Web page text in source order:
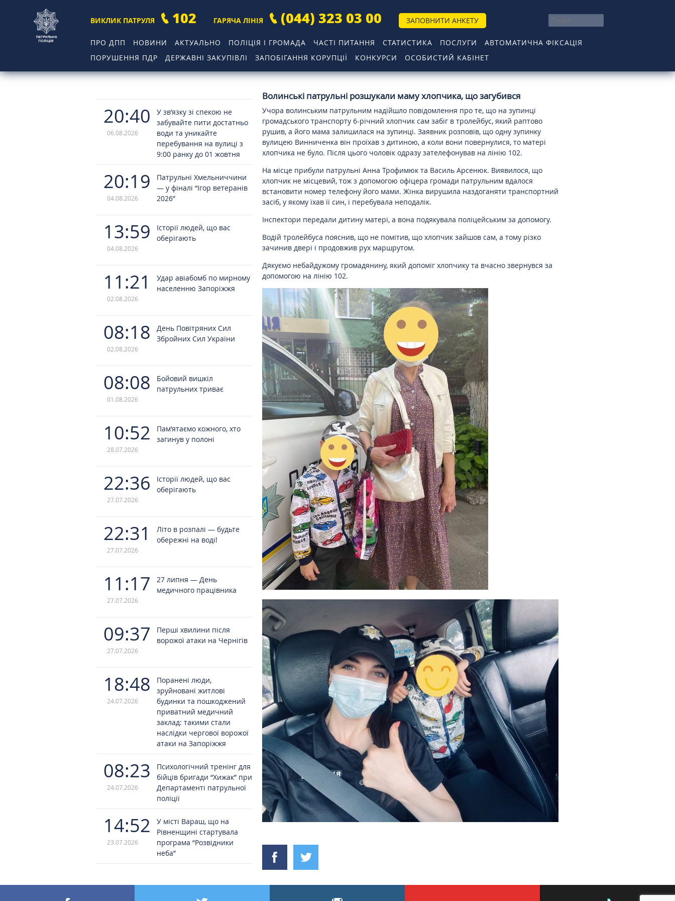
ВИКЛИК ПАТРУЛЯ 102 ГАРЯЧА ЛІНІЯ (044) 323 03 00 ЗАПОВНИТИ АНКЕТУ
ПРО ДПП НОВИНИ АКТУАЛЬНО ПОЛІЦІЯ І ГРОМАДА ЧАСТІ ПИТАННЯ СТАТИСТИКА ПОСЛУГИ
АВТОМАТИЧНА ФІКСАЦІЯ
ПОРУШЕННЯ ПДР
ДЕРЖАВНІ ЗАКУПІВЛІ ЗАПОБІГАННЯ КОРУПЦІЇ КОНКУРСИ ОСОБИСТИЙ КАБІНЕТ
20:40
06.08.2026
У зв’язку зі спекою не
забувайте пити достатньо
води та уникайте
перебування на вулиці з
9:00 ранку до 01 жовтня
20:19
04.08.2026
Патрульні Хмельниччини
— у фіналі “Ігор ветеранів
2026”
13:59
04.08.2026
Історії людей, що вас
оберігають
11:21
02.08.2026
Удар авіабомб по мирному
населенню Запоріжжя
08:18
02.08.2026
День Повітряних Сил
Збройних Сил України
08:08
01.08.2026
Бойовий вишкіл
патрульних триває
10:52
28.07.2026
Пам’ятаємо кожного, хто
загинув у полоні
22:36
27.07.2026
Історії людей, що вас
оберігають
22:31
27.07.2026
Літо в розпалі — будьте
обережні на воді!
11:17
27.07.2026
27 липня — День
медичного працівника
09:37
27.07.2026
Перші хвилини після
ворожої атаки на Чернігів
18:48
24.07.2026
Поранені люди,
зруйновані житлові
будинки та пошкоджений
приватний медичний
заклад: такими стали
наслідки чергової ворожої
атаки на Запоріжжя
08:23
24.07.2026
Психологічний тренінг для
бійців бригади “Хижак” при
Департаменті патрульної
поліції
14:52
23.07.2026
У місті Вараш, що на
Рівненщині стартувала
програма “Розвідники
неба”
17:40
оберігають
Волинські патрульні розшукали маму хлопчика, що загубився
Учора волинським патрульним надійшло повідомлення про те, що на зупинці
громадського транспорту 6-річний хлопчик сам забіг в тролейбус, який раптово
рушив, а його мама залишилася на зупинці. Заявник розповів, що одну зупинку
вулицею Винниченка він проїхав з дитиною, а коли вони повернулися, то матері
хлопчика не було. Після цього чоловік одразу зателефонував на лінію 102.
На місце прибули патрульні Анна Трофимюк та Василь Арсенюк. Виявилося, що
хлопчик не місцевий, тож з допомогою офіцера громади патрульним вдалося
встановити номер телефону його мами. Жінка вирушила наздоганяти транспортний
засіб, у якому їхав її син, і перебувала неподалік.
Інспектори передали дитину матері, а вона подякувала поліцейським за допомогу.
Водій тролейбуса пояснив, що не помітив, що хлопчик зайшов сам, а тому різко
зачинив двері і продовжив рух маршрутом.
Дякуємо небайдужому громадянину, який допоміг хлопчику та вчасно звернувся за
допомогою на лінію 102.